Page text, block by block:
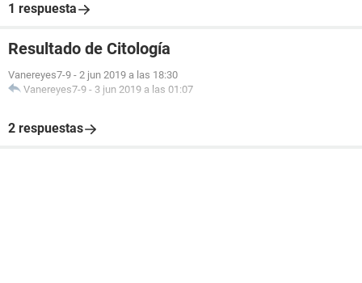
1 respuesta
Resultado de Citología
Vanereyes7-9 - 2 jun 2019 a las 18:30
Vanereyes7-9 - 3 jun 2019 a las 01:07
2 respuestas